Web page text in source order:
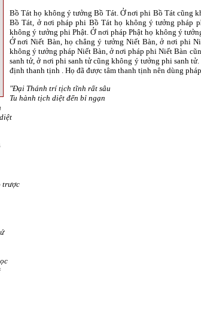
Bồ Tát họ không ý tưởng Bồ Tát. Ở nơi phi Bồ Tát cũng
Bồ Tát, ở nơi pháp phi Bồ Tát họ không ý tưởng pháp
không ý tưởng phi Phật. Ở nơi pháp Phật họ không ý
Ở nơi Niết Bàn, họ chẳng ý tưởng Niết Bàn, ở nơi phi
không ý tưởng pháp Niết Bàn, ở nơi pháp phi Niết Bàn
sanh tử, ở nơi phi sanh tử cũng không ý tưởng phi sanh
định thanh tịnh . Họ đã được tâm thanh tịnh nên dùng
"Ðại Thánh trí tịch tĩnh rất sâu
Tu hành tịch diệt đến bỉ ngạn
trược